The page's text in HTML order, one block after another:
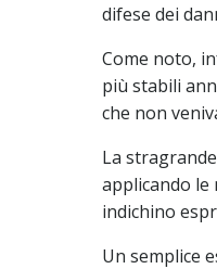
difese dei
Come noto,
più stabili
che non
La
applicando le
indichino
Un semplice